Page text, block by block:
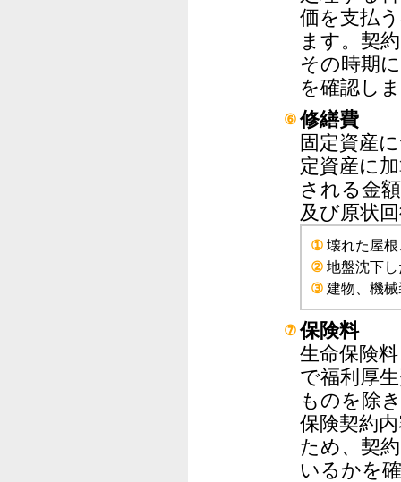
価を支払
ます。契
その時期
を確認し
⑥ 修繕費
固定資産
定資産に
される金
及び原状
① 壊れた屋
② 地盤沈下
③ 建物、機
⑦ 保険料
生命保険
で福利厚
ものを除
保険契約
ため、契
いるかを